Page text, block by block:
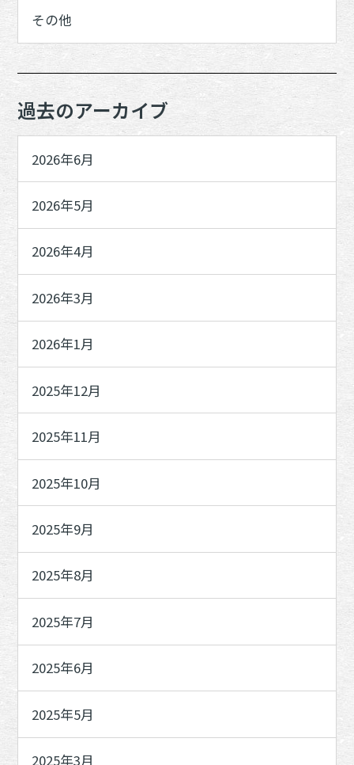
その他
過去のアーカイブ
2026年6月
2026年5月
2026年4月
2026年3月
2026年1月
2025年12月
2025年11月
2025年10月
2025年9月
2025年8月
2025年7月
2025年6月
2025年5月
2025年3月